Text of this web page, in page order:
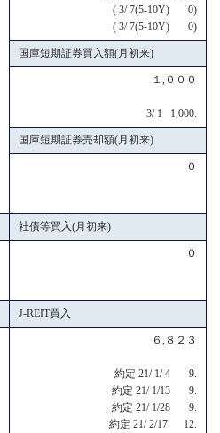
( 3/ 7(5-10Y) 0)
( 3/ 7(5-10Y) 0)
国庫短期証券買入額(月初来)
１,０００
3/ 1 1,000.
国庫短期証券売却額(月初来)
０
社債等買入(月初来)
０
J-REIT買入
６,８２３
約定 21/ 1/ 4 9.
約定 21/ 1/13 9.
約定 21/ 1/28 9.
約定 21/ 2/17 12.